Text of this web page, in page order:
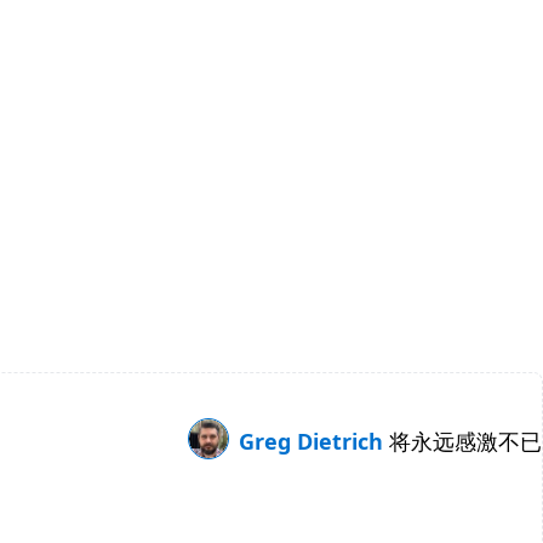
Greg Dietrich 将永远感激不已